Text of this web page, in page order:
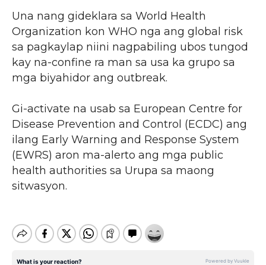
Una nang gideklara sa World Health
Organization kon WHO nga ang global risk
sa pagkaylap niini nagpabiling ubos tungod
kay na-confine ra man sa usa ka grupo sa
mga biyahidor ang outbreak.
Gi-activate na usab sa European Centre for
Disease Prevention and Control (ECDC) ang
ilang Early Warning and Response System
(EWRS) aron ma-alerto ang mga public
health authorities sa Urupa sa maong
sitwasyon.